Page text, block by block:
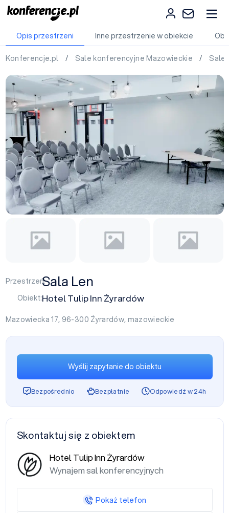
Opis przestrzeni Inne przestrzenie w obiekcie
Konferencje.pl / Sale konferencyjne Mazowieckie / Sale
Przestrzeń:Sala Len
Obiekt:Hotel Tulip Inn Żyrardów
Mazowiecka 17, 96-300 Żyrardów, mazowieckie
Wyślij zapytanie do obiektu
Bezpośrednio Bezpłatnie Odpowiedź w 24h
Skontaktuj się z obiektem
Hotel Tulip Inn Żyrardów
Wynajem sal konferencyjnych
Pokaż telefon